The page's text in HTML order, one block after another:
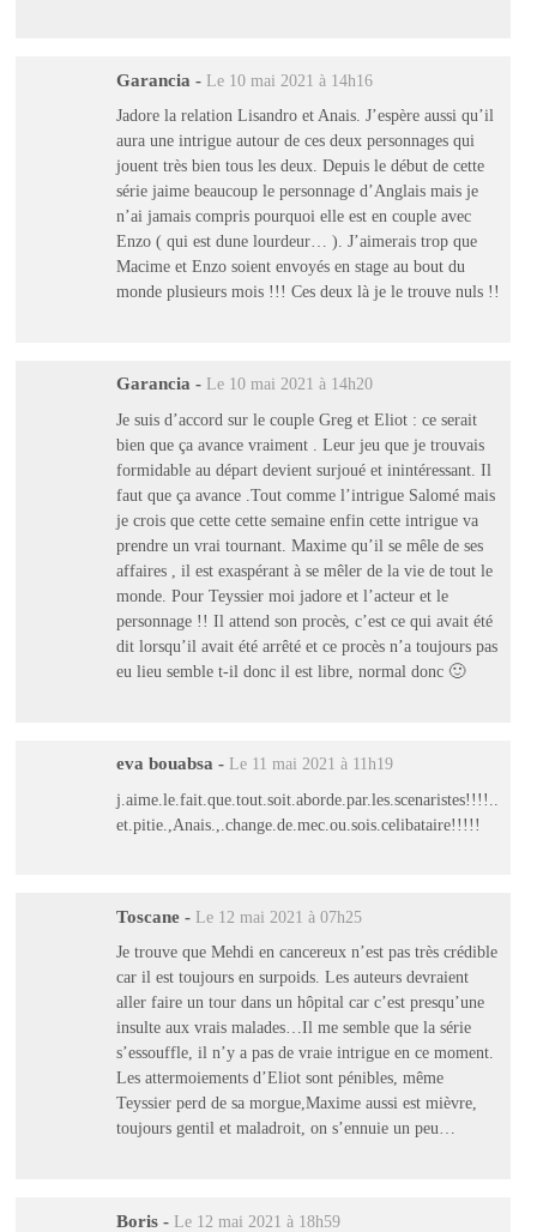
Garancia - Le 10 mai 2021 à 14h16
Jadore la relation Lisandro et Anais. J’espère aussi qu’il
aura une intrigue autour de ces deux personnages qui
jouent très bien tous les deux. Depuis le début de cette
série jaime beaucoup le personnage d’Anglais mais je
n’ai jamais compris pourquoi elle est en couple avec
Enzo ( qui est dune lourdeur… ). J’aimerais trop que
Macime et Enzo soient envoyés en stage au bout du
monde plusieurs mois !!! Ces deux là je le trouve nuls !!
Garancia - Le 10 mai 2021 à 14h20
Je suis d’accord sur le couple Greg et Eliot : ce serait
bien que ça avance vraiment . Leur jeu que je trouvais
formidable au départ devient surjoué et inintéressant. Il
faut que ça avance .Tout comme l’intrigue Salomé mais
je crois que cette cette semaine enfin cette intrigue va
prendre un vrai tournant. Maxime qu’il se mêle de ses
affaires , il est exaspérant à se mêler de la vie de tout le
monde. Pour Teyssier moi jadore et l’acteur et le
personnage !! Il attend son procès, c’est ce qui avait été
dit lorsqu’il avait été arrêté et ce procès n’a toujours pas
eu lieu semble t-il donc il est libre, normal donc 🙂
eva bouabsa - Le 11 mai 2021 à 11h19
j.aime.le.fait.que.tout.soit.aborde.par.les.scenaristes!!!!..
et.pitie.,Anais.,.change.de.mec.ou.sois.celibataire!!!!!
Toscane - Le 12 mai 2021 à 07h25
Je trouve que Mehdi en cancereux n’est pas très crédible
car il est toujours en surpoids. Les auteurs devraient
aller faire un tour dans un hôpital car c’est presqu’une
insulte aux vrais malades…Il me semble que la série
s’essouffle, il n’y a pas de vraie intrigue en ce moment.
Les attermoiements d’Eliot sont pénibles, même
Teyssier perd de sa morgue,Maxime aussi est mièvre,
toujours gentil et maladroit, on s’ennuie un peu…
Boris - Le 12 mai 2021 à 18h59